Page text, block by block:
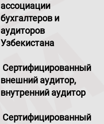
ассоциации
бухгалтеров и
аудиторов
Узбекистана
Сертифицированный
внешний аудитор,
внутренний аудитор
Сертифицированный